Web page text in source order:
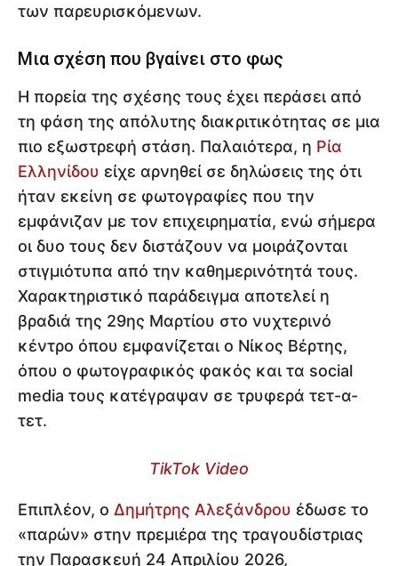
των παρευρισκόμενων.
Μια σχέση που βγαίνει στο φως
Η πορεία της σχέσης τους έχει περάσει από
τη φάση της απόλυτης διακριτικότητας σε μια
πιο εξωστρεφή στάση. Παλαιότερα, η Ρία
Ελληνίδου είχε αρνηθεί σε δηλώσεις της ότι
ήταν εκείνη σε φωτογραφίες που την
εμφάνιζαν με τον επιχειρηματία, ενώ σήμερα
οι δυο τους δεν διστάζουν να μοιράζονται
στιγμιότυπα από την καθημερινότητά τους.
Χαρακτηριστικό παράδειγμα αποτελεί η
βραδιά της 29ης Μαρτίου στο νυχτερινό
κέντρο όπου εμφανίζεται ο Νίκος Βέρτης,
όπου ο φωτογραφικός φακός και τα social
media τους κατέγραψαν σε τρυφερά τετ-α-
τετ.
TikTok Video
Επιπλέον, ο Δημήτρης Αλεξάνδρου έδωσε το
«παρών» στην πρεμιέρα της τραγουδίστριας
την Παρασκευή 24 Απριλίου 2026,